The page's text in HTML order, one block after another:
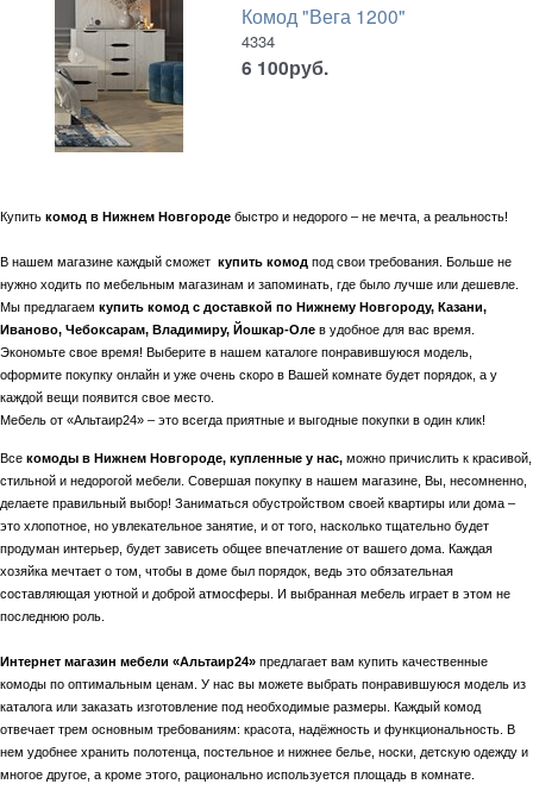
Комод "Вега 1200"
4334
6 100руб.
Купить комод в Нижнем Новгороде быстро и недорого – не мечта, а реальность!
В нашем магазине каждый сможет купить комод под свои требования. Больше не
нужно ходить по мебельным магазинам и запоминать, где было лучше или дешевле.
Мы предлагаем купить комод с доставкой по Нижнему Новгороду, Казани,
Иваново, Чебоксарам, Владимиру, Йошкар-Оле в удобное для вас время.
Экономьте свое время! Выберите в нашем каталоге понравившуюся модель,
оформите покупку онлайн и уже очень скоро в Вашей комнате будет порядок, а у
каждой вещи появится свое место.
Мебель от «Альтаир24» – это всегда приятные и выгодные покупки в один клик!
Все комоды в Нижнем Новгороде, купленные у нас, можно причислить к красивой,
стильной и недорогой мебели. Совершая покупку в нашем магазине, Вы, несомненно,
делаете правильный выбор! Заниматься обустройством своей квартиры или дома –
это хлопотное, но увлекательное занятие, и от того, насколько тщательно будет
продуман интерьер, будет зависеть общее впечатление от вашего дома. Каждая
хозяйка мечтает о том, чтобы в доме был порядок, ведь это обязательная
составляющая уютной и доброй атмосферы. И выбранная мебель играет в этом не
последнюю роль.
Интернет магазин мебели «Альтаир24» предлагает вам купить качественные
комоды по оптимальным ценам. У нас вы можете выбрать понравившуюся модель из
каталога или заказать изготовление под необходимые размеры. Каждый комод
отвечает трем основным требованиям: красота, надёжность и функциональность. В
нем удобнее хранить полотенца, постельное и нижнее белье, носки, детскую одежду и
многое другое, а кроме этого, рационально используется площадь в комнате.